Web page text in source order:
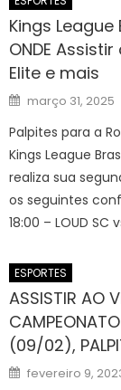
Kings
ONDE
Elite e mais
Posted
on
março 31, 2025
Palpites para a
Kings League
realiza sua
os seguintes
18:00 – LOUD SC
ESPORTES
ASSISTIR AO
(09/02),
Posted
on
fevereiro 9,